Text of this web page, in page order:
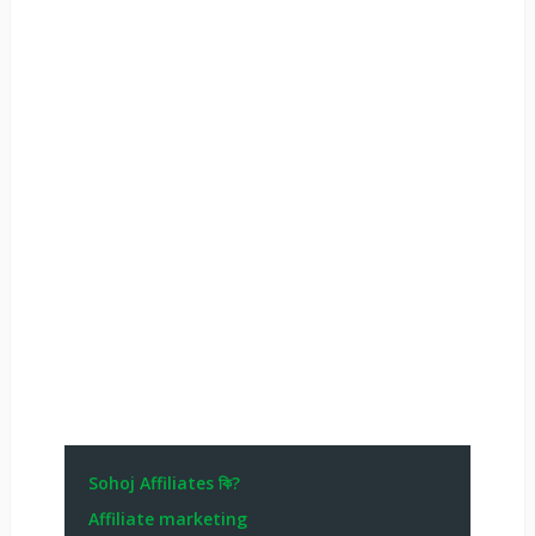
Sohoj Affiliates কি?
Affiliate marketing